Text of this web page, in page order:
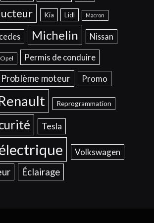
Kia Lidl Macron
Michelin Nissan
Opel Permis de conduire
Problème moteur Promo
Reprogrammation
Tesla
Volkswagen
Éclairage